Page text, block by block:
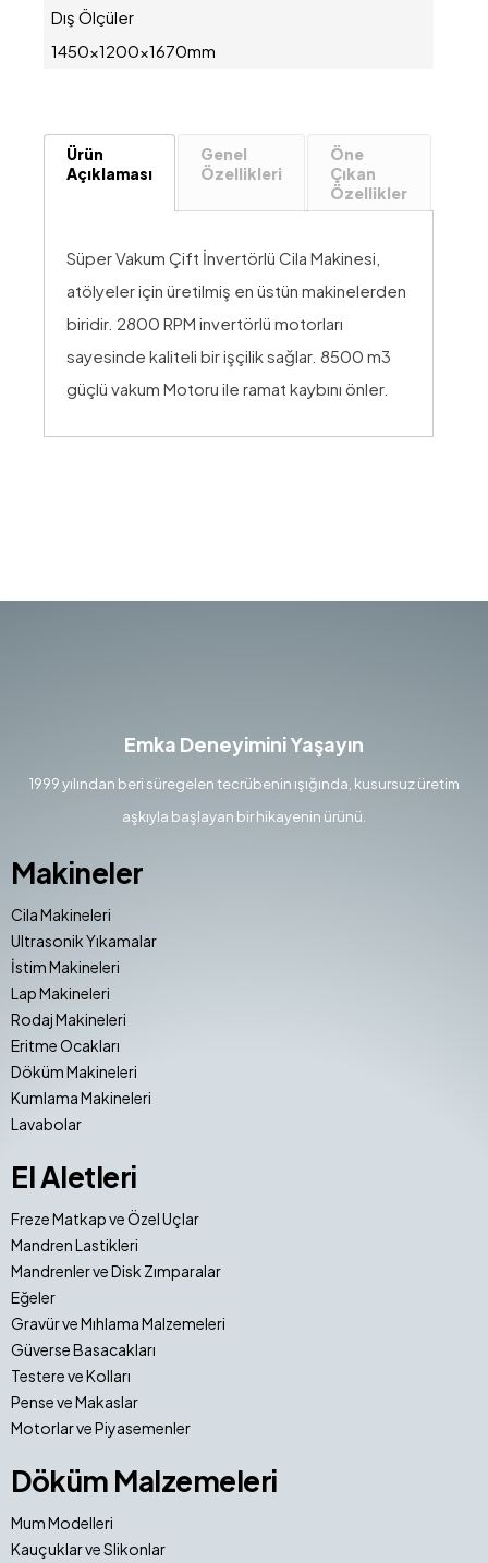
Dış Ölçüler
1450x1200x1670mm
Ürün
Açıklaması
Genel
Özellikleri
Öne
Çıkan
Özellikler
Süper Vakum Çift İnvertörlü Cila Makinesi,
atölyeler için üretilmiş en üstün makinelerden
biridir. 2800 RPM invertörlü motorları
sayesinde kaliteli bir işçilik sağlar. 8500 m3
güçlü vakum Motoru ile ramat kaybını önler.
Emka Deneyimini Yaşayın
1999 yılından beri süregelen tecrübenin ışığında, kusursuz üretim
aşkıyla başlayan bir hikayenin ürünü.
Makineler
Cila Makineleri
Ultrasonik Yıkamalar
İstim Makineleri
Lap Makineleri
Rodaj Makineleri
Eritme Ocakları
Döküm Makineleri
Kumlama Makineleri
Lavabolar
El Aletleri
Freze Matkap ve Özel Uçlar
Mandren Lastikleri
Mandrenler ve Disk Zımparalar
Eğeler
Gravür ve Mıhlama Malzemeleri
Güverse Basacakları
Testere ve Kolları
Pense ve Makaslar
Motorlar ve Piyasemenler
Döküm Malzemeleri
Mum Modelleri
Kauçuklar ve Slikonlar